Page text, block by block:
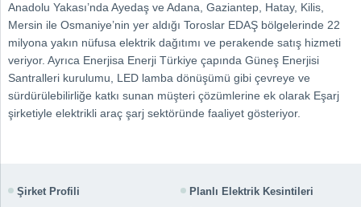
Anadolu Yakası’nda Ayedaş ve Adana, Gaziantep, Hatay, Kilis,
Mersin ile Osmaniye’nin yer aldığı Toroslar EDAŞ bölgelerinde 22
milyona yakın nüfusa elektrik dağıtımı ve perakende satış hizmeti
veriyor. Ayrıca Enerjisa Enerji Türkiye çapında Güneş Enerjisi
Santralleri kurulumu, LED lamba dönüşümü gibi çevreye ve
sürdürülebilirliğe katkı sunan müşteri çözümlerine ek olarak Eşarj
şirketiyle elektrikli araç şarj sektöründe faaliyet gösteriyor.
Şirket Profili
Planlı Elektrik Kesintileri